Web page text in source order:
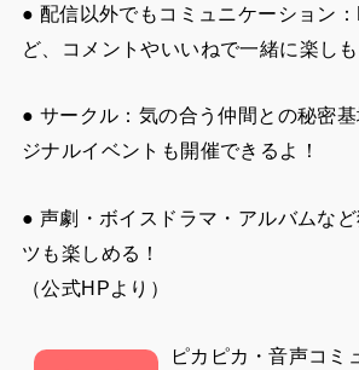
● 配信以外でもコミュニケーション
ど、コメントやいいねで一緒に楽しも
● サークル：気の合う仲間との秘密
ジナルイベントも開催できるよ！
● 声劇・ボイスドラマ・アルバムな
ツも楽しめる！
（公式HPより）
ピカピカ・音声コミ